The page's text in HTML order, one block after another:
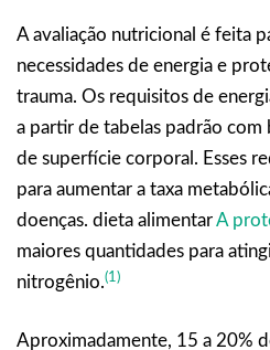
A avaliação nutricional é feita
necessidades de energia e
trauma. Os requisitos de
a partir de tabelas padrão com
de superfície corporal. Esses
para aumentar a taxa
doenças. dieta alimentarA
maiores quantidades para
nitrogênio.(1)
Aproximadamente, 15 a 20%